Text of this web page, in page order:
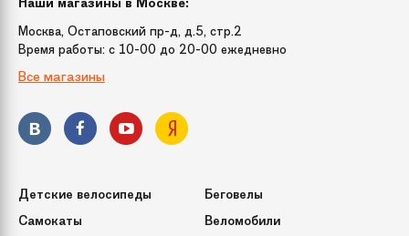
Москва, Остаповский пр-д, д.5, стр.2
Время работы: c 10-00 до 20-00 ежедневно
Все магазины
Детские велосипеды
Беговелы
Самокаты
Веломобили